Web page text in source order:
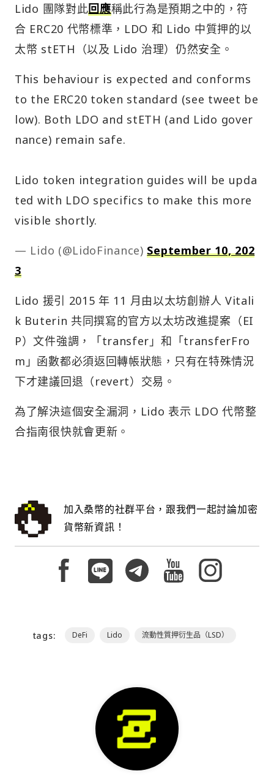
Lido 團隊對此回應稱此行為是預期之中的，符
合 ERC20 代幣標準，LDO 和 Lido 中質押的以
太幣 stETH（以及 Lido 治理）仍然安全。
This behaviour is expected and conforms
to the ERC20 token standard (see tweet be
low). Both LDO and stETH (and Lido gover
nance) remain safe.
Lido token integration guides will be upda
ted with LDO specifics to make this more
visible shortly.
— Lido (@LidoFinance)September 10, 202
3
Lido 援引 2015 年 11 月由以太坊創辦人 Vitali
k Buterin 共同撰寫的官方以太坊改進提案（EI
P）文件強調，「transfer」和「transferFro
m」函數都必須返回轉帳狀態，只有在特殊情況
下才建議回退（revert）交易。
為了解決這個安全漏洞，Lido 表示 LDO 代幣整
合指南很快就會更新。
加入桑幣的社群平台，跟我們一起討論加密
貨幣新資訊！
tags: DeFi Lido 流動性質押衍生品（LSD）